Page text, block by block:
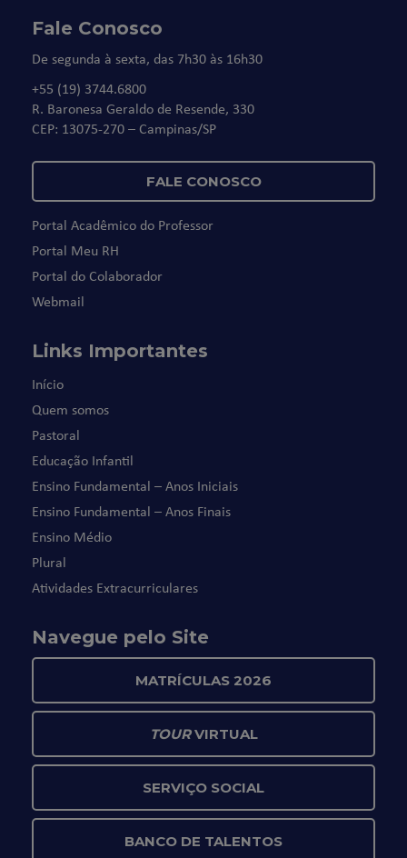
Fale Conosco
De segunda à sexta, das 7h30 às 16h30
+55 (19) 3744.6800
R. Baronesa Geraldo de Resende, 330
CEP: 13075-270 – Campinas/SP
FALE CONOSCO
Portal Acadêmico do Professor
Portal Meu RH
Portal do Colaborador
Webmail
Links Importantes
Início
Quem somos
Pastoral
Educação Infantil
Ensino Fundamental – Anos Iniciais
Ensino Fundamental – Anos Finais
Ensino Médio
Plural
Atividades Extracurriculares
Navegue pelo Site
MATRÍCULAS 2026
TOURVIRTUAL
SERVIÇO SOCIAL
BANCO DE TALENTOS